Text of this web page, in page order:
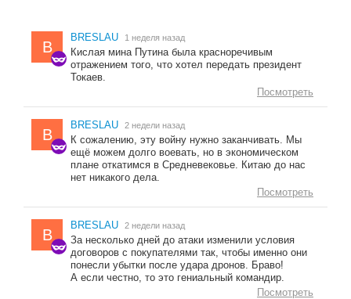
B
BRESLAU 1 неделя назад
Кислая мина Путина была красноречивым
отражением того, что хотел передать президент
Токаев.
Посмотреть
B
BRESLAU 2 недели назад
К сожалению, эту войну нужно заканчивать. Мы
ещё можем долго воевать, но в экономическом
плане откатимся в Средневековье. Китаю до нас
нет никакого дела.
Посмотреть
B
BRESLAU 2 недели назад
За несколько дней до атаки изменили условия
договоров с покупателями так, чтобы именно они
понесли убытки после удара дронов. Браво!
А если честно, то это гениальный командир.
Посмотреть